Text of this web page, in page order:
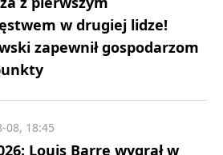
w drugiej lidze!
zapewnił gospodarzom
Louis Barre wygrał w
08, 18:45